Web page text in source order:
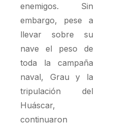
enemigos. Sin
embargo, pese a
llevar sobre su
nave el peso de
toda la campaña
naval, Grau y la
tripulación del
Huáscar,
continuaron